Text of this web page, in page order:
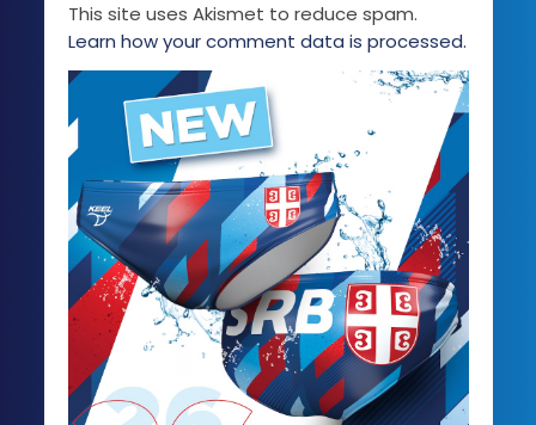
This site uses Akismet to reduce spam.
Learn how your comment data is processed.